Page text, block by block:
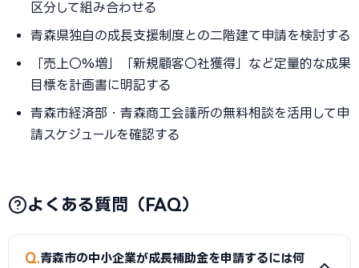
区分して組み合わせる
青森県独自の成長支援制度との二階建て申請を検討する
「売上〇%増」「新規顧客〇社獲得」など定量的な成果
目標を計画書に明記する
青森市経済部・青森商工会議所の無料相談を活用して申
請スケジュールを確認する
よくある質問（FAQ）
Q 青森市の中小企業が成長補助金を申請するには何